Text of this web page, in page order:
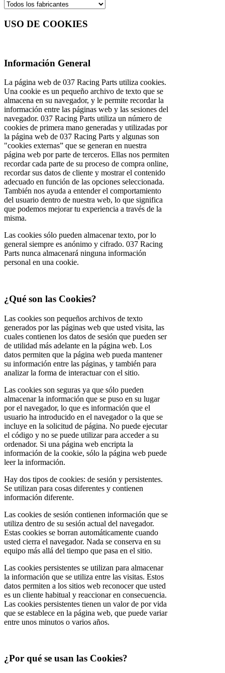
USO DE COOKIES
Información General
La página web de 037 Racing Parts utiliza cookies.
Una cookie es un pequeño archivo de texto que se
almacena en su navegador, y le permite recordar la
información entre las páginas web y las sesiones del
navegador. 037 Racing Parts utiliza un número de
cookies de primera mano generadas y utilizadas por
la página web de 037 Racing Parts y algunas son
"cookies externas” que se generan en nuestra
página web por parte de terceros. Ellas nos permiten
recordar cada parte de su proceso de compra online,
recordar sus datos de cliente y mostrar el contenido
adecuado en función de las opciones seleccionada.
También nos ayuda a entender el comportamiento
del usuario dentro de nuestra web, lo que significa
que podemos mejorar tu experiencia a través de la
misma.
Las cookies sólo pueden almacenar texto, por lo
general siempre es anónimo y cifrado. 037 Racing
Parts nunca almacenará ninguna información
personal en una cookie.
¿Qué son las Cookies?
Las cookies son pequeños archivos de texto
generados por las páginas web que usted visita, las
cuales contienen los datos de sesión que pueden ser
de utilidad más adelante en la página web. Los
datos permiten que la página web pueda mantener
su información entre las páginas, y también para
analizar la forma de interactuar con el sitio.
Las cookies son seguras ya que sólo pueden
almacenar la información que se puso en su lugar
por el navegador, lo que es información que el
usuario ha introducido en el navegador o la que se
incluye en la solicitud de página. No puede ejecutar
el código y no se puede utilizar para acceder a su
ordenador. Si una página web encripta la
información de la cookie, sólo la página web puede
leer la información.
Hay dos tipos de cookies: de sesión y persistentes.
Se utilizan para cosas diferentes y contienen
información diferente.
Las cookies de sesión contienen información que se
utiliza dentro de su sesión actual del navegador.
Estas cookies se borran automáticamente cuando
usted cierra el navegador. Nada se conserva en su
equipo más allá del tiempo que pasa en el sitio.
Las cookies persistentes se utilizan para almacenar
la información que se utiliza entre las visitas. Estos
datos permiten a los sitios web reconocer que usted
es un cliente habitual y reaccionar en consecuencia.
Las cookies persistentes tienen un valor de por vida
que se establece en la página web, que puede variar
entre unos minutos o varios años.
¿Por qué se usan las Cookies?